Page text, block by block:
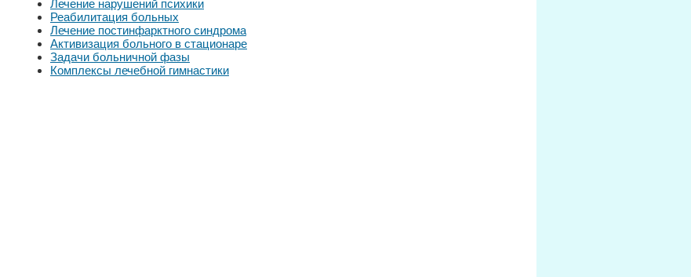
Лечение нарушений психики
Реабилитация больных
Лечение постинфарктного синдрома
Активизация больного в стационаре
Задачи больничной фазы
Комплексы лечебной гимнастики